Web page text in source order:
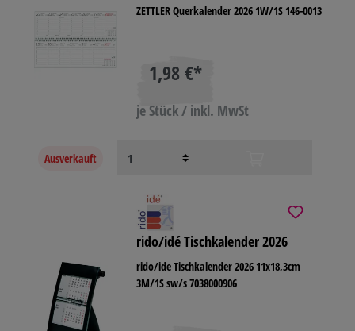
ZETTLER Querkalender 2026 1W/1S 146-0013
1,98 €*
je Stück / inkl. MwSt
Ausverkauft
rido/idé Tischkalender 2026
rido/ide Tischkalender 2026 11x18,3cm
3M/1S sw/s 7038000906